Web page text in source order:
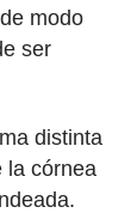
modo
ser
distinta
la córnea